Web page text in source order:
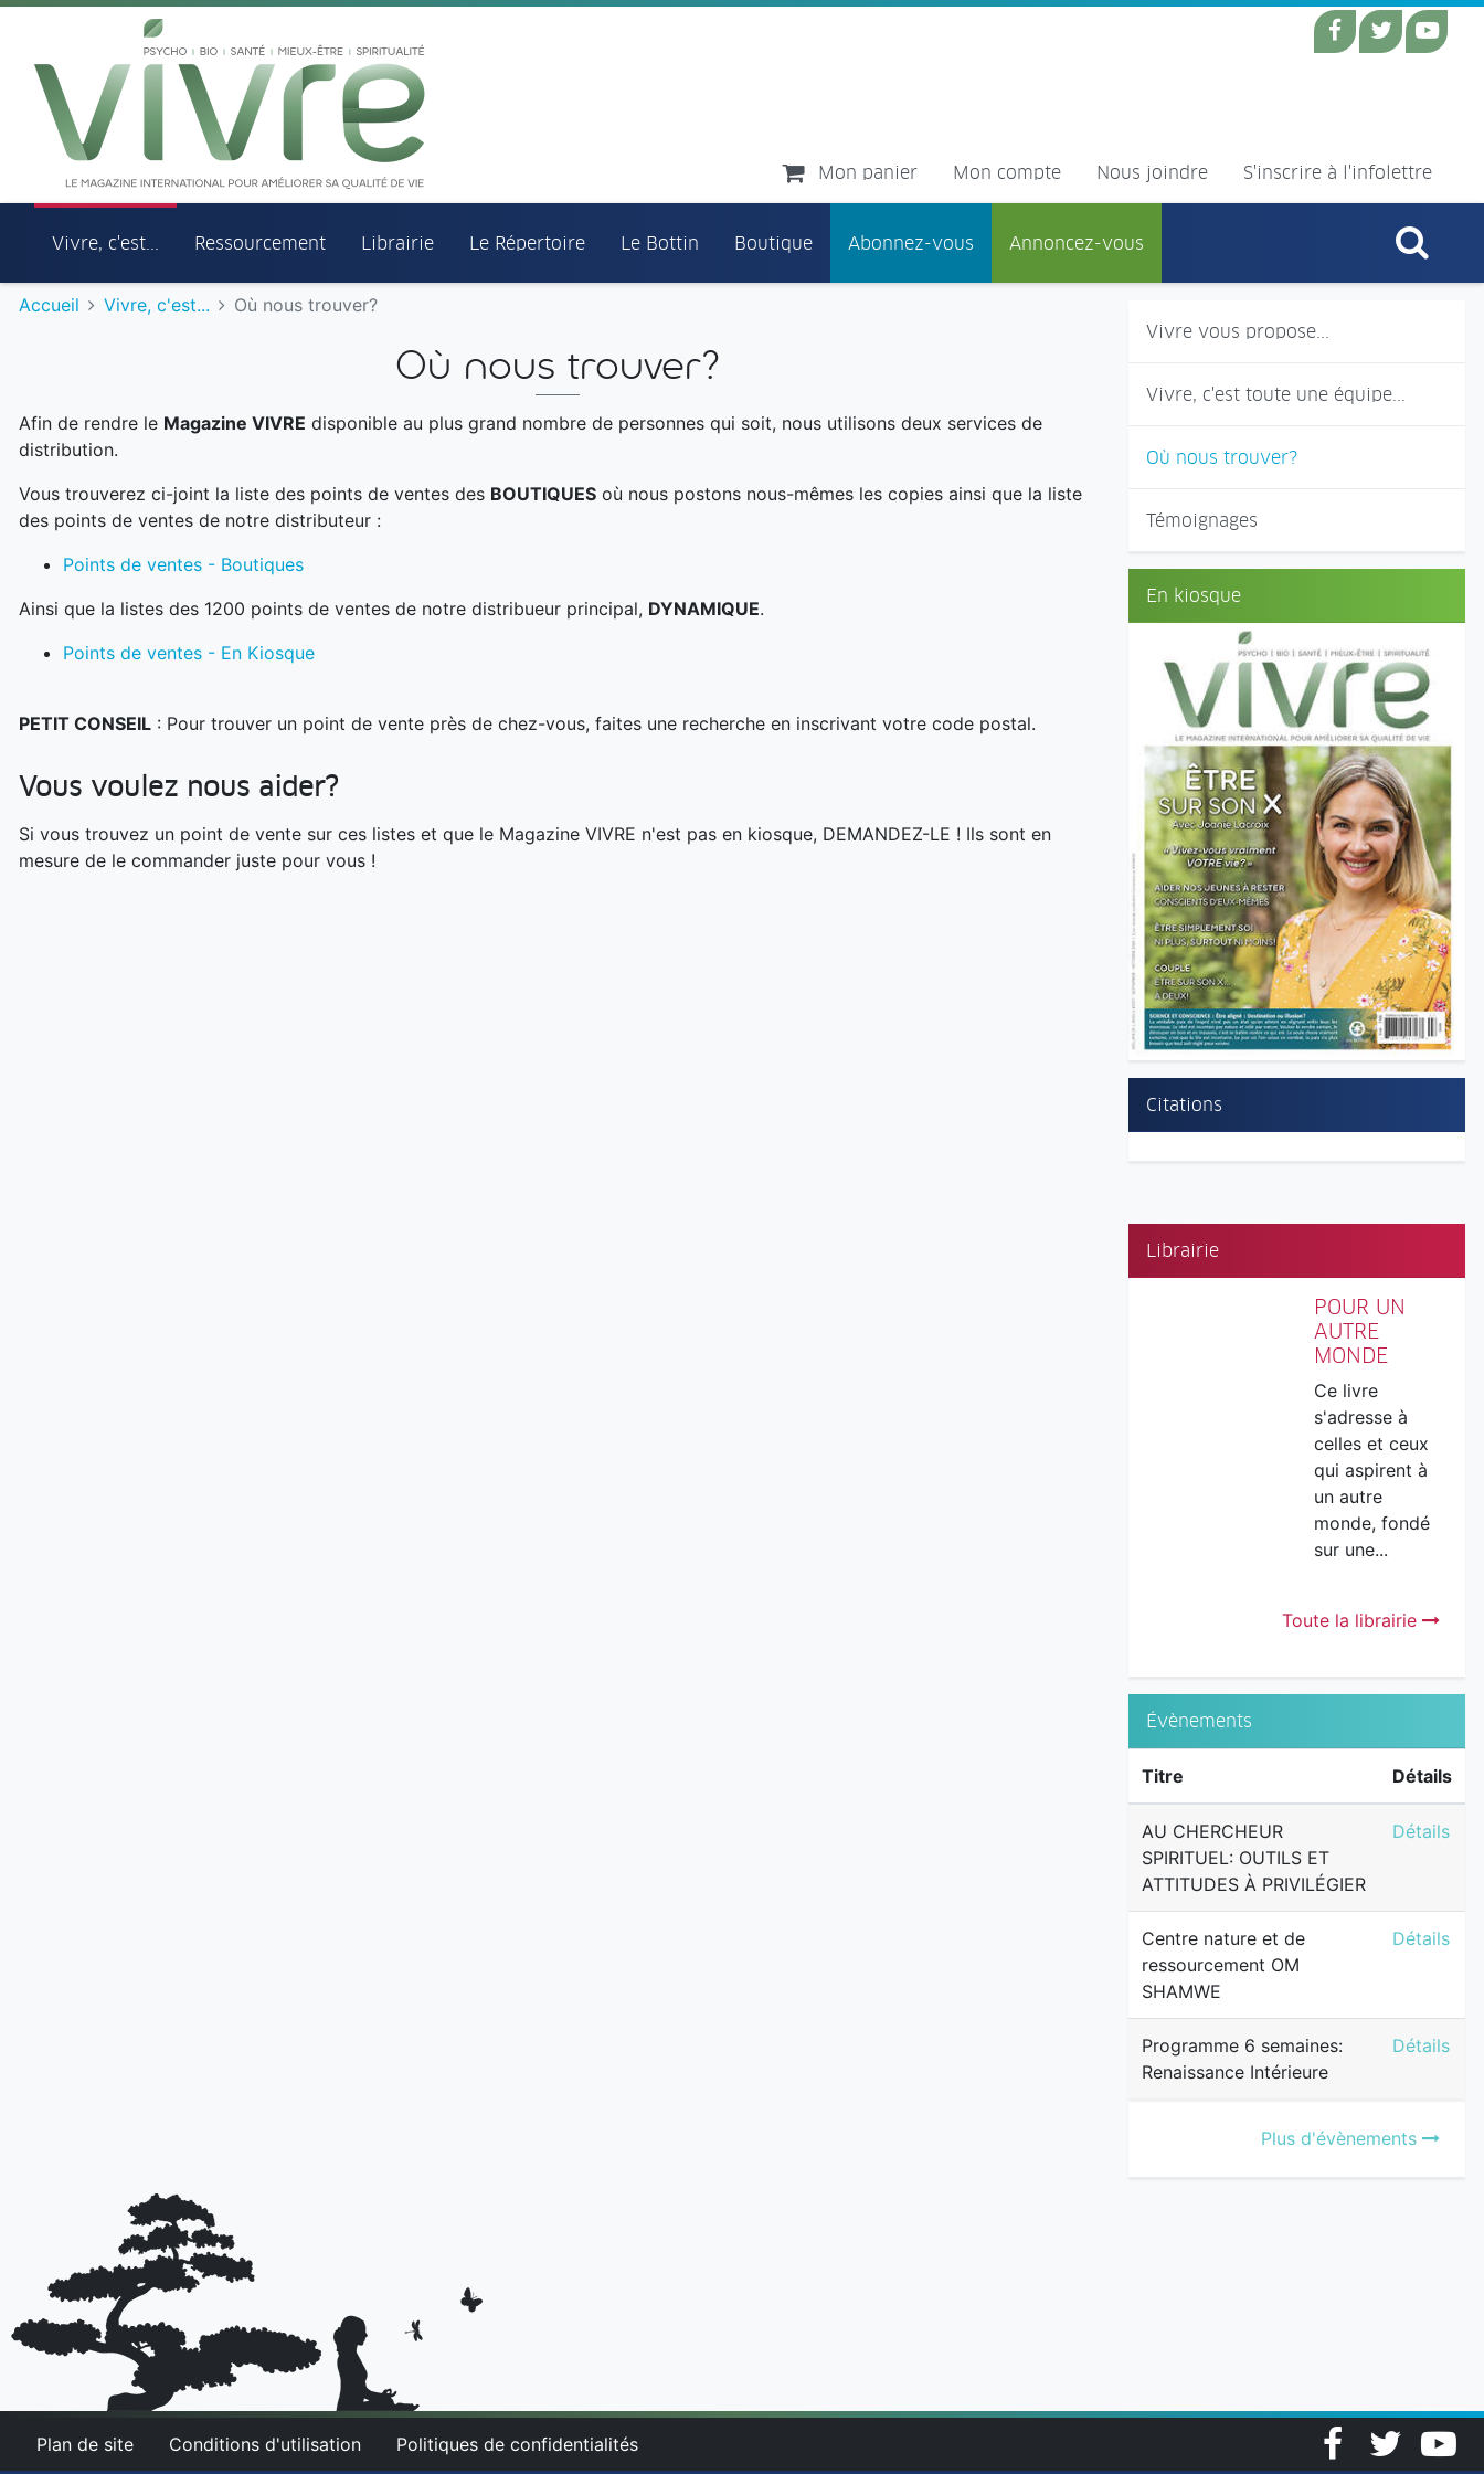
Aller au menu principal
Aller au contenu principal
Mon panier Mon compte Nous joindre S'inscrire à l'infolettre
Vivre, c'est... Ressourcement Librairie Le Répertoire Le Bottin Boutique Abonnez-vous Annoncez-vous
Vivre vous propose...
Vivre, c'est toute une équipe...
Où nous trouver?
Témoignages
En kiosque
Citations
Librairie
POUR UN
AUTRE
MONDE
Ce livre
s'adresse à
celles et ceux
qui aspirent à
un autre
monde, fondé
sur une...
Toute la librairie
Évènements
Titre Détails
AU CHERCHEUR
SPIRITUEL: OUTILS ET
ATTITUDES À PRIVILÉGIER
AU
Détails
Centre nature et de
ressourcement OM
SHAMWE
Centre
Détails
Programme 6 semaines:
Renaissance Intérieure
Détails
Plus d'évènements
Accueil Vivre, c'est... Où nous trouver?
Où nous trouver?
Afin de rendre le Magazine VIVRE disponible au plus grand nombre de personnes qui soit, nous utilisons deux services de
distribution.
Vous trouverez ci-joint la liste des points de ventes des BOUTIQUES où nous postons nous-mêmes les copies ainsi que la liste
des points de ventes de notre distributeur :
Points de ventes - Boutiques
Ainsi que la listes des 1200 points de ventes de notre distribueur principal, DYNAMIQUE.
Points de ventes - En Kiosque
PETIT CONSEIL : Pour trouver un point de vente près de chez-vous, faites une recherche en inscrivant votre code postal.
Vous voulez nous aider?
Si vous trouvez un point de vente sur ces listes et que le Magazine VIVRE n'est pas en kiosque, DEMANDEZ-LE ! Ils sont en
mesure de le commander juste pour vous !
Plan de site Conditions d'utilisation Politiques de confidentialités
FacebookTwitter